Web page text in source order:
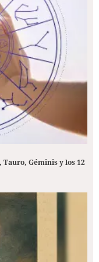
Géminis y los 12